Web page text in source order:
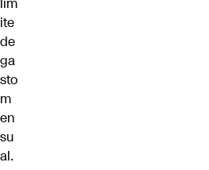
ite
de
ga
sto
m
en
su
al.